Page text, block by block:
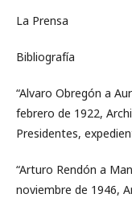
La Prensa
Bibliografía
“Alvaro Obregón a
febrero de 1922,
Presidentes,
“Arturo Rendón a
noviembre de 1946,